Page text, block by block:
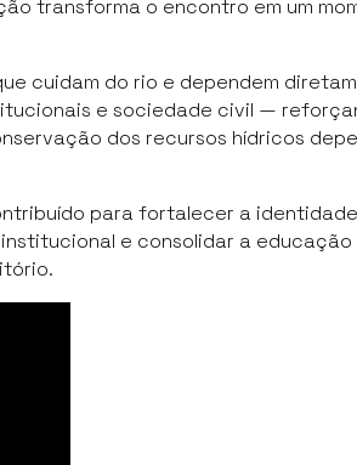
transforma o encontro em um
cuidam do rio e dependem
e sociedade civil —
dos recursos hídricos
para fortalecer a
e consolidar a educação